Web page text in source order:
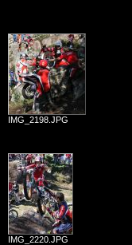
IMG_2198.JPG
IMG_2220.JPG